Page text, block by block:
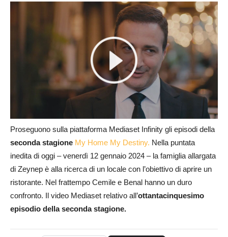
Proseguono sulla piattaforma Mediaset Infinity gli episodi della
seconda stagione My Home My Destiny. Nella puntata
inedita di oggi – venerdì 12 gennaio 2024 – la famiglia allargata
di Zeynep è alla ricerca di un locale con l’obiettivo di aprire un
ristorante. Nel frattempo Cemile e Benal hanno un duro
confronto. Il video Mediaset relativo all’ottantacinquesimo
episodio della seconda stagione.